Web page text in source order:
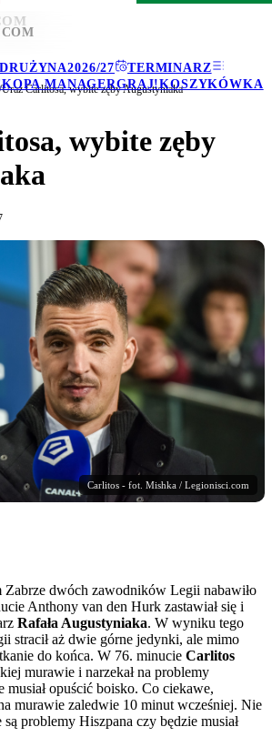
DRUŻYNA2026/27
TERMINARZ
KOPA MANAGERGRAJ!KOSZYKÓWKA
/Uraz Carlitosa, wybite zęby Augustyniaka
wybite zęby
Carlitos - fot. Mishka / Legionisci.com
dwóch zawodników Legii nabawiło
Anthony van den Hurk zastawiał się i
Rafała Augustyniaka. W wyniku tego
stracił aż dwie górne jedynki, ale mimo
do końca. W 76. minucie Carlitos
murawie i narzekał na problemy
musiał opuścić boisko. Co ciekawe,
murawie zaledwie 10 minut wcześniej. Nie
problemy Hiszpana czy będzie musiał